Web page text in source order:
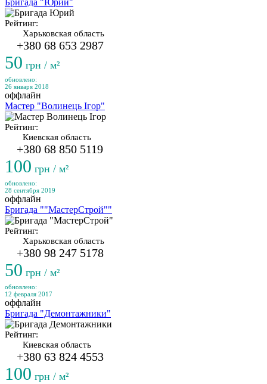
Бригада "Юрий"
Рейтинг:
Харьковская область
+380 68 653 2987
50 грн / м²
обновлено:
26 января 2018
оффлайн
Мастер "Волинець Ігор"
Рейтинг:
Киевская область
+380 68 850 5119
100 грн / м²
обновлено:
28 сентября 2019
оффлайн
Бригада ""МастерСтрой""
Рейтинг:
Харьковская область
+380 98 247 5178
50 грн / м²
обновлено:
12 февраля 2017
оффлайн
Бригада "Демонтажники"
Рейтинг:
Киевская область
+380 63 824 4553
100 грн / м²